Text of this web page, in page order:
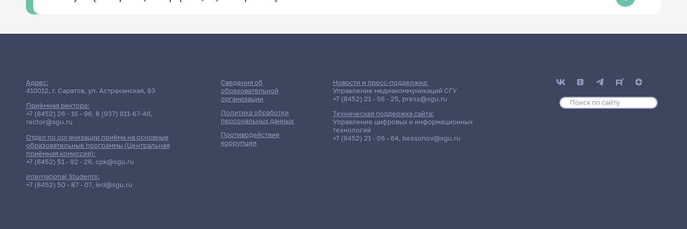
Адрес:
410012, г. Саратов, ул. Астраханская, 83
Приёмная ректора:
+7 (8452) 26 - 16 - 96, 8 (937) 811-67-46,
rector@sgu.ru
Отдел по организации приёма на основные
образовательные программы (Центральная
приёмная комиссия):
+7 (8452) 51 - 92 - 26, cpk@sgu.ru
International Students:
+7 (8452) 50 - 87 - 07, ied@sgu.ru
Сведения об
образовательной
организации
Политика обработки
персональных данных
Противодействие
коррупции
Новости и пресс-поддержка:
Управление медиакоммуникаций СГУ
+7 (8452) 21 - 06 - 25, press@sgu.ru
Техническая поддержка сайта:
Управление цифровых и информационных
технологий
+7 (8452) 21 - 06 - 64, bessonov@sgu.ru